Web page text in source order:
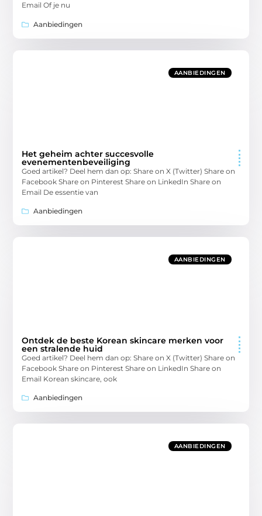
Email Of je nu
Aanbiedingen
AANBIEDINGEN
Het geheim achter succesvolle
evenementenbeveiliging
Goed artikel? Deel hem dan op: Share on X (Twitter) Share on
Facebook Share on Pinterest Share on LinkedIn Share on
Email De essentie van
Aanbiedingen
AANBIEDINGEN
Ontdek de beste Korean skincare merken voor
een stralende huid
Goed artikel? Deel hem dan op: Share on X (Twitter) Share on
Facebook Share on Pinterest Share on LinkedIn Share on
Email Korean skincare, ook
Aanbiedingen
AANBIEDINGEN